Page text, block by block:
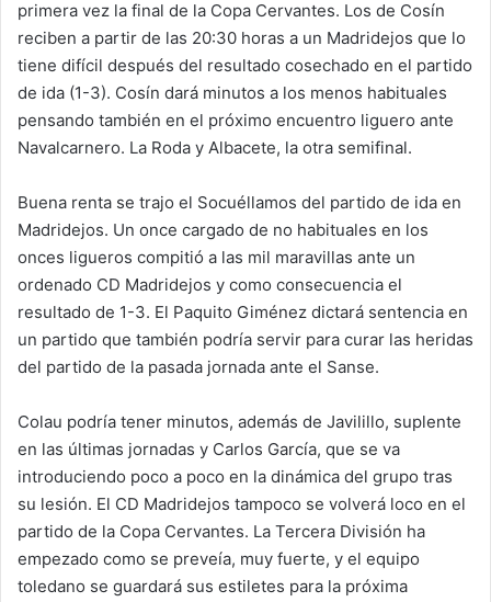
primera vez la final de la Copa Cervantes. Los de Cosín
reciben a partir de las 20:30 horas a un Madridejos que lo
tiene difícil después del resultado cosechado en el partido
de ida (1-3). Cosín dará minutos a los menos habituales
pensando también en el próximo encuentro liguero ante
Navalcarnero. La Roda y Albacete, la otra semifinal.
Buena renta se trajo el Socuéllamos del partido de ida en
Madridejos. Un once cargado de no habituales en los
onces ligueros compitió a las mil maravillas ante un
ordenado CD Madridejos y como consecuencia el
resultado de 1-3. El Paquito Giménez dictará sentencia en
un partido que también podría servir para curar las heridas
del partido de la pasada jornada ante el Sanse.
Colau podría tener minutos, además de Javilillo, suplente
en las últimas jornadas y Carlos García, que se va
introduciendo poco a poco en la dinámica del grupo tras
su lesión. El CD Madridejos tampoco se volverá loco en el
partido de la Copa Cervantes. La Tercera División ha
empezado como se preveía, muy fuerte, y el equipo
toledano se guardará sus estiletes para la próxima